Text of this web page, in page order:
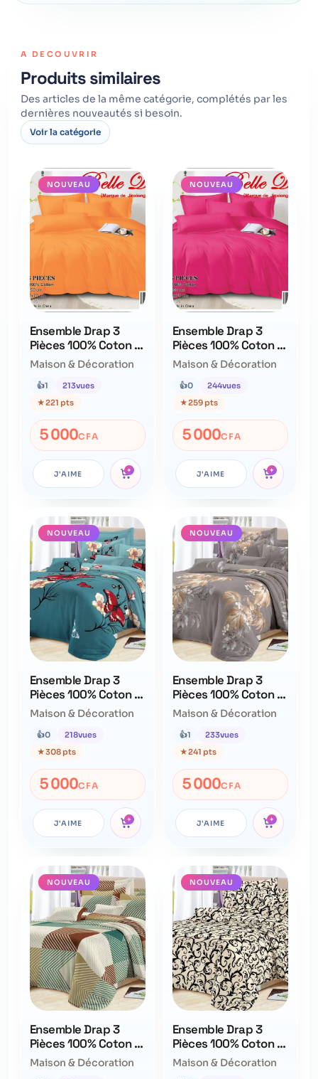
A DECOUVRIR
Produits similaires
Des articles de la même catégorie, complétés par les
dernières nouveautés si besoin.
Voir la catégorie
NOUVEAU
Ensemble Drap 3
Pièces 100% Coton –
Qualité Supérieure –
Ne Déteint Pas
Maison & Décoration
👍1 213vues
★221 pts
5 000CFA
J'AIME +
NOUVEAU
Ensemble Drap 3
Pièces 100% Coton –
Qualité Supérieure –
Ne Déteint Pas
Maison & Décoration
👍0 244vues
★259 pts
5 000CFA
J'AIME +
NOUVEAU
Ensemble Drap 3
Pièces 100% Coton –
Qualité Supérieure –
Ne Déteint Pas
Maison & Décoration
👍0 218vues
★308 pts
5 000CFA
J'AIME +
NOUVEAU
Ensemble Drap 3
Pièces 100% Coton –
Qualité Supérieure –
Ne Déteint Pas
Maison & Décoration
👍1 233vues
★241 pts
5 000CFA
J'AIME +
NOUVEAU
Ensemble Drap 3
Pièces 100% Coton –
Qualité Supérieure –
Ne Déteint Pas
Maison & Décoration
NOUVEAU
Ensemble Drap 3
Pièces 100% Coton –
Qualité Supérieure –
Ne Déteint Pas
Maison & Décoration